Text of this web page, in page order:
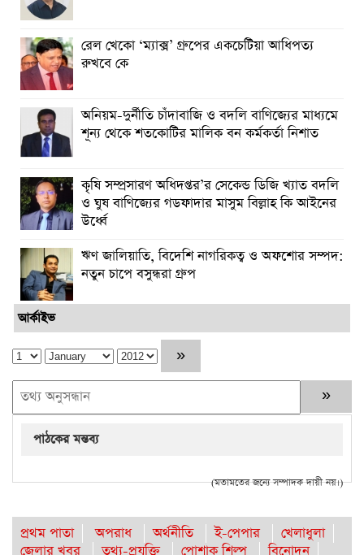
রেল খেকো ‘ম্যাক্স’ গ্রুপের একচেটিয়া আধিপত্য
রুখবে কে
অনিয়ম-দুর্নীতি চাঁদাবাজি ও বদলি বাণিজ্যের মাধ্যমে
শূন্য থেকে শতকোটির মালিক বন কর্মকর্তা নিশাত
কৃষি সম্প্রসারণ অধিদপ্তর’র সেকেন্ড ডিজি খ্যাত বদলি
ও ঘুষ বাণিজ্যের গডফাদার মাসুম বিল্লাহ কি আইনের
উর্ধ্বে
ঋণ জালিয়াতি, বিদেশি নাগরিকত্ব ও অফশোর সম্পদ:
নতুন চাপে বসুন্ধরা গ্রুপ
আর্কাইভ
পাঠকের মন্তব্য
(মতামতের জন্যে সম্পাদক দায়ী নয়।)
প্রথম পাতা অপরাধ অর্থনীতি ই-পেপার
খেলাধুলা